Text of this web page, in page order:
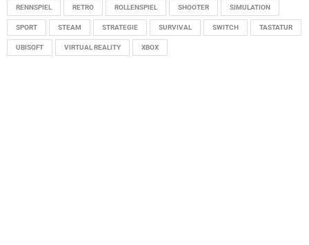
RENNSPIEL RETRO ROLLENSPIEL SHOOTER SIMULATION
SPORT STEAM STRATEGIE SURVIVAL SWITCH TASTATUR
UBISOFT VIRTUAL REALITY XBOX